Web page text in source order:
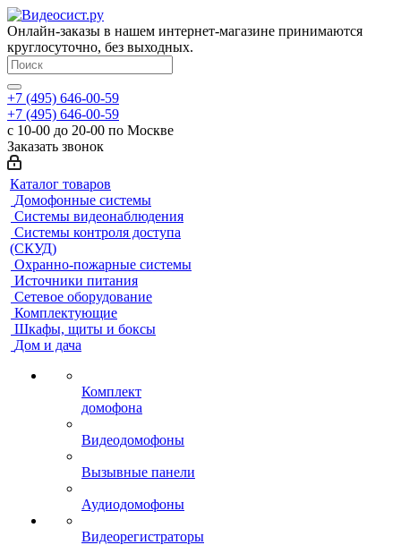
Онлайн-заказы в нашем интернет-магазине принимаются
круглосуточно, без выходных.
+7 (495) 646-00-59
+7 (495) 646-00-59
с 10-00 до 20-00 по Москве
Заказать звонок
Каталог товаров
Домофонные системы
Системы видеонаблюдения
Системы контроля доступа
(СКУД)
Охранно-пожарные системы
Источники питания
Сетевое оборудование
Комплектующие
Шкафы, щиты и боксы
Дом и дача
Комплект
домофона
Видеодомофоны
Вызывные панели
Аудиодомофоны
Видеорегистраторы